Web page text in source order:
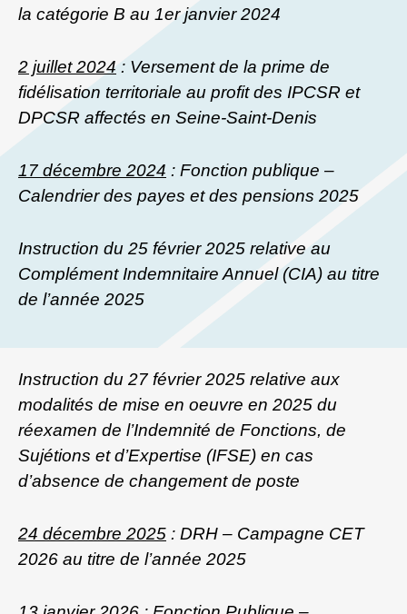
la catégorie B au 1er janvier 2024
2 juillet 2024 : Versement de la prime de
fidélisation territoriale au profit des IPCSR et
DPCSR affectés en Seine-Saint-Denis
17 décembre 2024 : Fonction publique –
Calendrier des payes et des pensions 2025
Instruction du 25 février 2025 relative au
Complément Indemnitaire Annuel (CIA) au titre
de l’année 2025
Instruction du 27 février 2025 relative aux
modalités de mise en oeuvre en 2025 du
réexamen de l’Indemnité de Fonctions, de
Sujétions et d’Expertise (IFSE) en cas
d’absence de changement de poste
24 décembre 2025 : DRH – Campagne CET
2026 au titre de l’année 2025